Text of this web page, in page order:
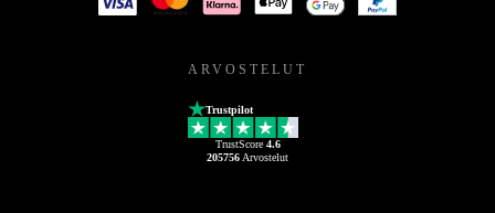
ARVOSTELUT
Trustpilot
TrustScore 4.6
205756 Arvostelut